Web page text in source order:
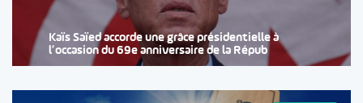
Kaïs Saïed accorde une grâce présidentielle à
l’occasion du 69e anniversaire de la Répub